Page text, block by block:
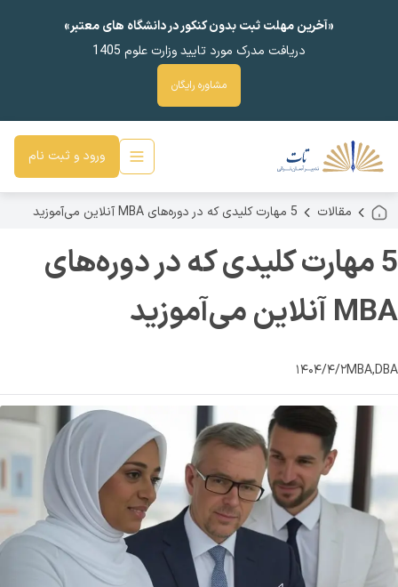
«آخرین مهلت ثبت بدون کنکور در دانشگاه های معتبر»
دریافت مدرک مورد تایید وزارت علوم 1405
مشاوره رایگان
ورود و ثبت نام
مقالات 5 مهارت کلیدی که در دوره‌های MBA آنلاین می‌آموزید
5 مهارت کلیدی که در دوره‌های
MBA آنلاین می‌آموزید
MBA,DBA۱۴۰۴/۴/۲